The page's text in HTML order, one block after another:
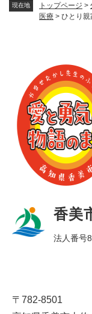
現在地 トップページ >
医療 > ひとり親
香美
法人番号
〒782-8501